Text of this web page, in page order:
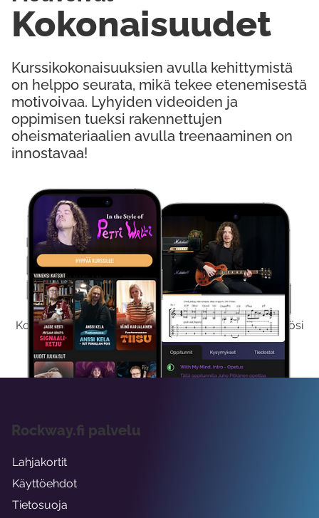
Kokeile Ilmaiseksi
Kokeilemalla ilmaiseksi saat koko sisältömme käyttöösi
viikon ajaksi.
Kurssikokonaisuuksien avulla kehittymistä
on helppo seurata, mikä tekee etenemisestä
motivoivaa. Lyhyiden videoiden ja
oppimisen tueksi rakennettujen
oheismateriaalien avulla treenaaminen on
innostavaa!
Kokonaisuudet
Rockway.fi palvelu
Lahjakortit
Käyttöehdot
Tietosuoja